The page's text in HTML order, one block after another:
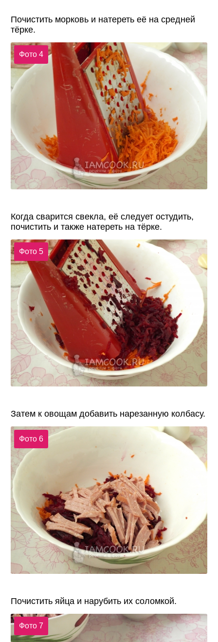
Почистить морковь и натереть её на средней
тёрке.
Фото 4
Когда сварится свекла, её следует остудить,
почистить и также натереть на тёрке.
Фото 5
Затем к овощам добавить нарезанную колбасу.
Фото 6
Почистить яйца и нарубить их соломкой.
Фото 7